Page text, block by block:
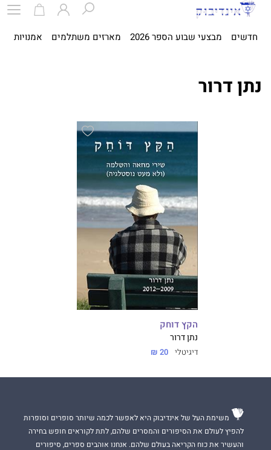
חדשים מבצעי שבוע הספר 2026 מארזים משתלמים אמנויות
נתן דרור
הקץ דוחק
נתן דרור
דיגיטלי 20 ₪
משימת העל של אינדיבוק היא לאפשר לכמה שיותר סופרים וסופרות
להפיץ לעולם את הסיפורים והמסרים שלהם, לתת לקוראים חופש בחירה
והעשיר את כוח הקריאה בעולם שלהם. אנחנו אוהבים ספרים, סיפורים